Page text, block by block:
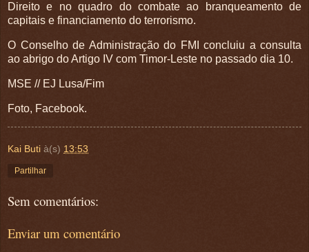
Direito e no quadro do combate ao branqueamento de
capitais e financiamento do terrorismo.
O Conselho de Administração do FMI concluiu a consulta
ao abrigo do Artigo IV com Timor-Leste no passado dia 10.
MSE // EJ Lusa/Fim
Foto, Facebook.
Kai Buti à(s) 13:53
Partilhar
Sem comentários:
Enviar um comentário